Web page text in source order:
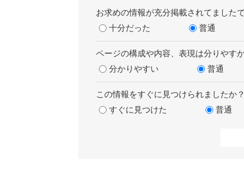
お求めの情報が充分掲載されてました
十分だった
普通
ページの構成や内容、表現は分りやす
分かりやすい
普通
この情報をすぐに見つけられましたか？
すぐに見つけた
普通